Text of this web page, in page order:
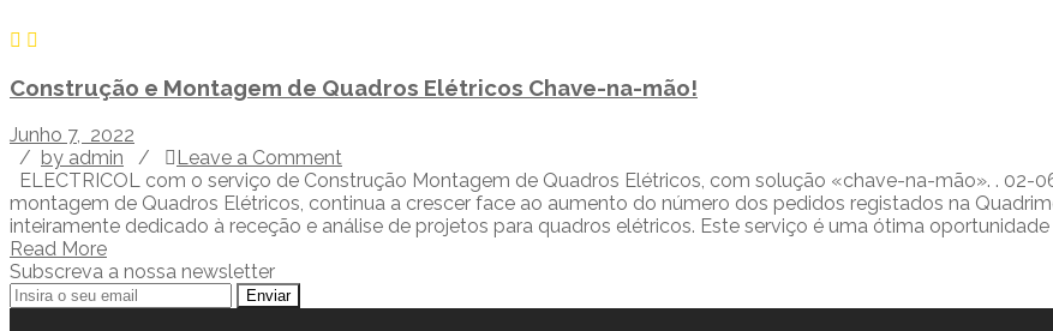
Construção e Montagem de Quadros Elétricos Chave-na-mão!
Junho 7, 2022
/ by admin /
Leave a Comment
ELECTRICOL com o serviço de Construção Montagem de Quadros Elétricos, com solução «chave-na-mão». .
montagem de Quadros Elétricos, continua a crescer face ao aumento do número dos pedidos registados na
inteiramente dedicado à receção e análise de projetos para quadros elétricos. Este serviço é uma ótima
Read More
Subscreva a nossa newsletter